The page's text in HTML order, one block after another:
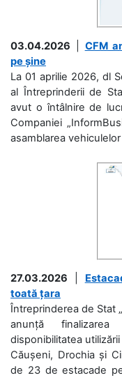
03.04.2026
CFM
pe șine
La 01 aprilie 2026, dl
al Întreprinderii de
avut o întâlnire de
Companiei
asamblarea
27.03.2026
toată țara
Întreprinderea de Stat
anunță
disponibilitatea
Căușeni, Drochia și
de 23 de estacade